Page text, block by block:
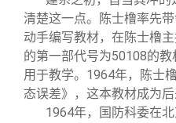
清楚这一点。陈士橹率先
动手编写教材，在陈士橹
的第一部代号为50108的
用于教学。1964年，陈士
态误差》，这本教材成为
1964年，国防科委在